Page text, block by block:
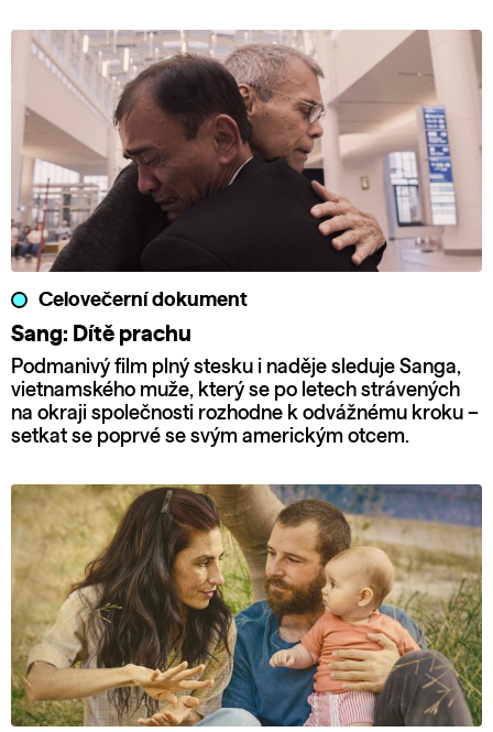
Celovečerní dokument
Sang: Dítě prachu
Podmanivý film plný stesku i naděje sleduje Sanga,
vietnamského muže, který se po letech strávených
na okraji společnosti rozhodne k odvážnému kroku –
setkat se poprvé se svým americkým otcem.